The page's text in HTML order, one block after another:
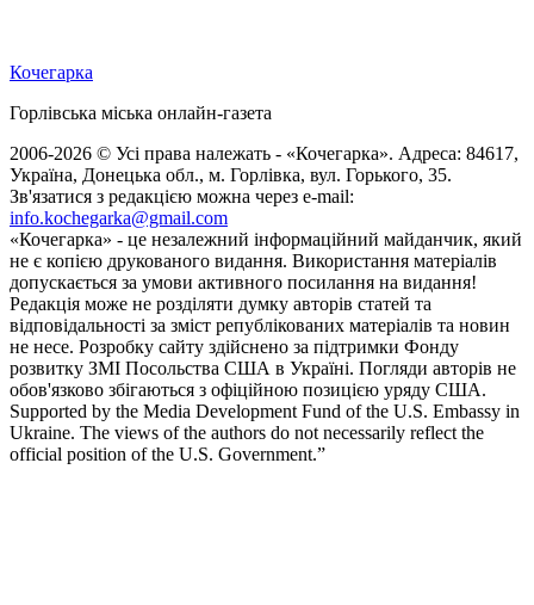
Кочегарка
Горлівська міська онлайн-газета
2006-2026 © Усі права належать - «Кочегарка». Адреса: 84617,
Україна, Донецька обл., м. Горлівка, вул. Горького, 35.
Зв'язатися з редакцією можна через e-mail:
info.kochegarka@gmail.com
«Кочегарка» - це незалежний інформаційний майданчик, який
не є копією друкованого видання. Використання матеріалів
допускається за умови активного посилання на видання!
Редакція може не розділяти думку авторів статей та
відповідальності за зміст републікованих матеріалів та новин
не несе. Розробку сайту здійснено за підтримки Фонду
розвитку ЗМІ Посольства США в Україні. Погляди авторів не
обов'язково збігаються з офіційною позицією уряду США.
Supported by the Media Development Fund of the U.S. Embassy in
Ukraine. The views of the authors do not necessarily reflect the
official position of the U.S. Government.”